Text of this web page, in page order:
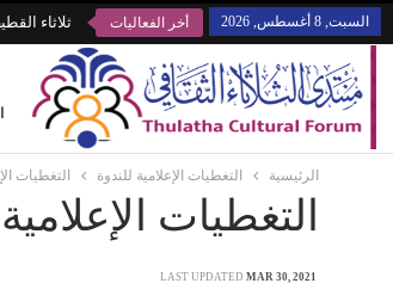
السبت, 8 أغسطس, 2026 أخر الفعاليات ثلاثاء
الرئيسية التغطيات الإعلامية للندوة التغطيات
التغطيات الإعلامية ن 26
LAST UPDATED MAR 30, 2021